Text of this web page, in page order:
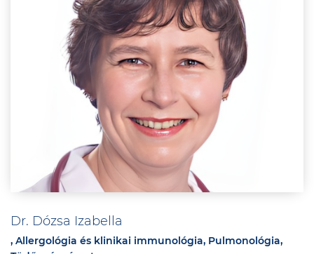
Dr. Dózsa Izabella
, Allergológia és klinikai immunológia, Pulmonológia,